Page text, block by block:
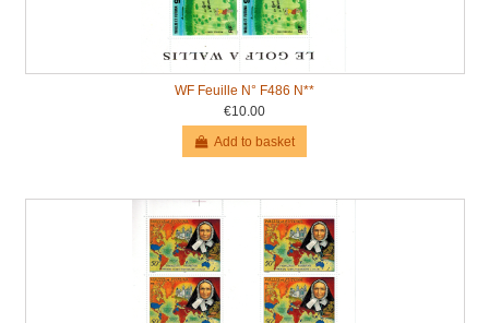
WF Feuille N° F486 N**
€10.00
Add to basket